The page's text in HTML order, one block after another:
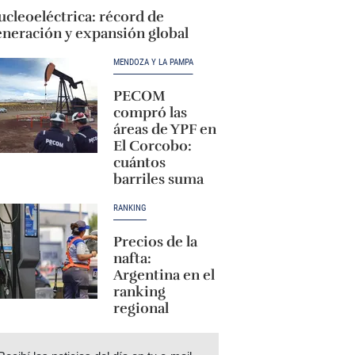
récord de
y expansión global
MENDOZA Y LA PAMPA
PECOM
compró las
áreas de YPF en
El Corcobo:
cuántos
barriles suma
RANKING
Precios de la
nafta:
Argentina en el
ranking
regional